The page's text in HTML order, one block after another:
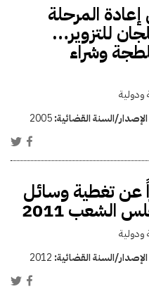
المرحلة
للتزوير…
وشراء
ودولية
السنة القضائية:2005
عن تغطية وسائل
الشعب 2011
ودولية
السنة القضائية: 2012